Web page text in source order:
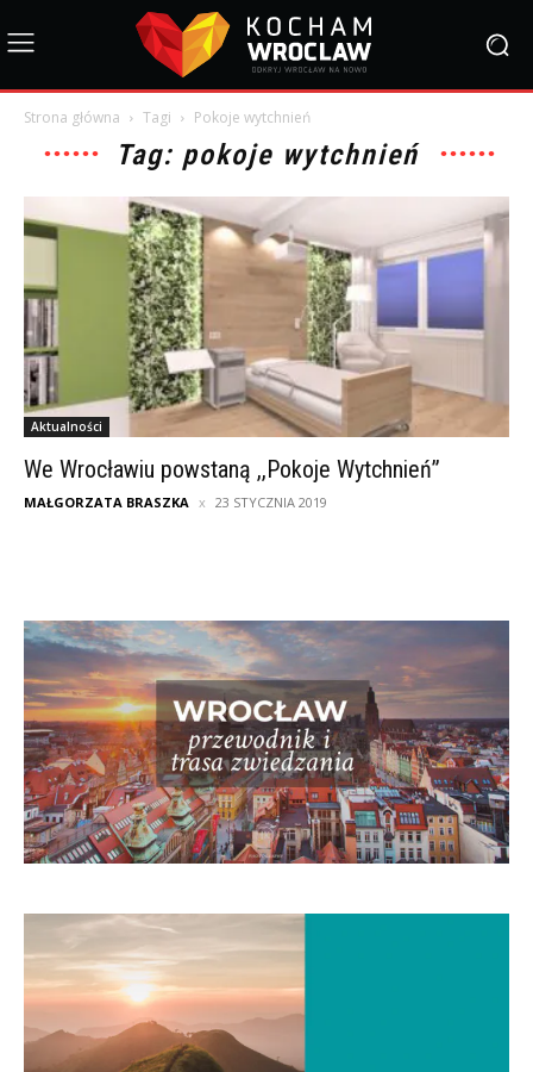
Strona główna Tagi Pokoje wytchnień
Tag: pokoje wytchnień
Aktualności
We Wrocławiu powstaną ,,Pokoje Wytchnień”
MAŁGORZATA BRASZKA 23 STYCZNIA 2019